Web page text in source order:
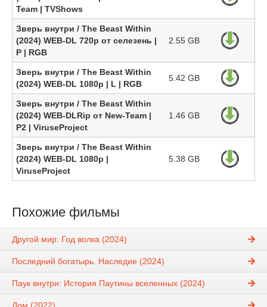
Team | TVShows
Зверь внутри / The Beast Within
(2024) WEB-DL 720p от селезень |
P | RGB
2.55 GB
Зверь внутри / The Beast Within
(2024) WEB-DL 1080p | L | RGB
5.42 GB
Зверь внутри / The Beast Within
(2024) WEB-DLRip от New-Team |
P2 | ViruseProject
1.46 GB
Зверь внутри / The Beast Within
(2024) WEB-DL 1080p |
ViruseProject
5.38 GB
Похожие фильмы
Другой мир: Год волка (2024)
Последний богатырь. Наследие (2024)
Паук внутри: История Паутины вселенных (2024)